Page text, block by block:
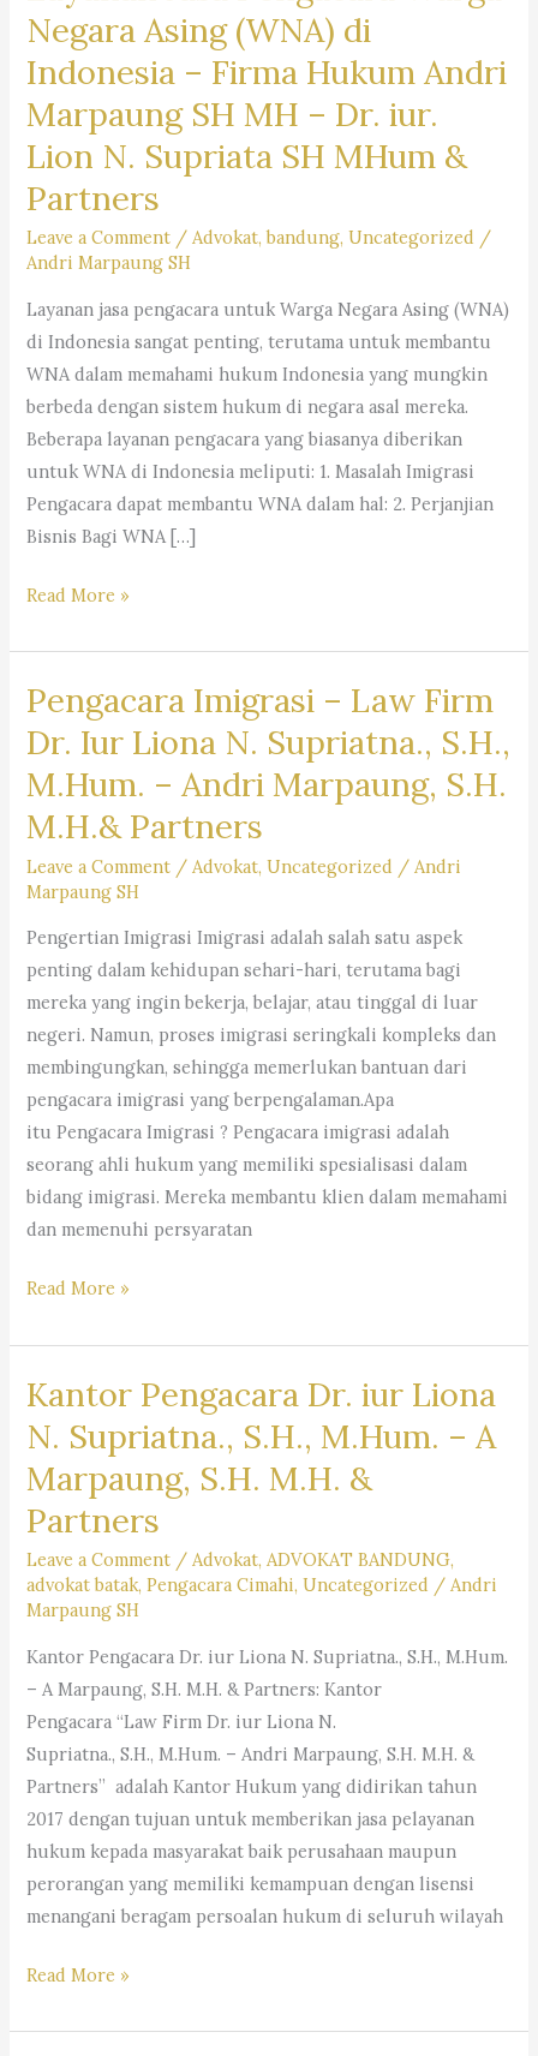
Negara Asing (WNA) di
Indonesia – Firma Hukum Andri
Marpaung SH MH – Dr. iur.
Lion N. Supriata SH MHum &
Partners
Leave a Comment /Advokat,bandung,Uncategorized /
Andri Marpaung SH
Layanan jasa pengacara untuk Warga Negara Asing (WNA)
di Indonesia sangat penting, terutama untuk membantu
WNA dalam memahami hukum Indonesia yang mungkin
berbeda dengan sistem hukum di negara asal mereka.
Beberapa layanan pengacara yang biasanya diberikan
untuk WNA di Indonesia meliputi: 1. Masalah Imigrasi
Pengacara dapat membantu WNA dalam hal: 2. Perjanjian
Bisnis Bagi WNA […]
Layanan
Pengacara
Warga
Asing
(WNA)
di
–Firma
Andri
Marpaung
SH
MH
–
Dr.
iur.
Lion
N.
Supriata
&
Read More »
Pengacara Imigrasi – Law Firm
Dr. Iur Liona N. Supriatna., S.H.,
M.Hum. – Andri Marpaung, S.H.
M.H.& Partners
Leave a Comment / Advokat,Uncategorized / Andri
Marpaung SH
Pengertian Imigrasi Imigrasi adalah salah satu aspek
penting dalam kehidupan sehari-hari, terutama bagi
mereka yang ingin bekerja, belajar, atau tinggal di luar
negeri. Namun, proses imigrasi seringkali kompleks dan
membingungkan, sehingga memerlukan bantuan dari
pengacara imigrasi yang berpengalaman.Apa
itu Pengacara Imigrasi ? Pengacara imigrasi adalah
seorang ahli hukum yang memiliki spesialisasi dalam
bidang imigrasi. Mereka membantu klien dalam memahami
dan memenuhi persyaratan
Pengacara
–
Law
Dr.
Iur
Liona
Supriatna.,
S.H.,
Partners
Read More »
Kantor Pengacara Dr. iur Liona
N. Supriatna., S.H., M.Hum. – A
Marpaung, S.H. M.H. &
Partners
Leave a Comment /Advokat,ADVOKAT BANDUNG,
advokat batak,Pengacara Cimahi,Uncategorized /Andri
Marpaung SH
Kantor Pengacara Dr. iur Liona N. Supriatna., S.H., M.Hum.
– A Marpaung, S.H. M.H. & Partners: Kantor
Pengacara “Law Firm Dr. iur Liona N.
Supriatna., S.H., M.Hum. – Andri Marpaung, S.H. M.H. &
Partners” adalah Kantor Hukum yang didirikan tahun
2017 dengan tujuan untuk memberikan jasa pelayanan
hukum kepada masyarakat baik perusahaan maupun
perorangan yang memiliki kemampuan dengan lisensi
menangani beragam persoalan hukum di seluruh wilayah
Kantor
Dr.
Read More »